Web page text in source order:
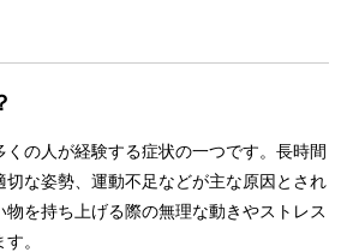
くの人が経験する症状の一つです。長時間
切な姿勢、運動不足などが主な原因とされ
を持ち上げる際の無理な動きやストレス
。